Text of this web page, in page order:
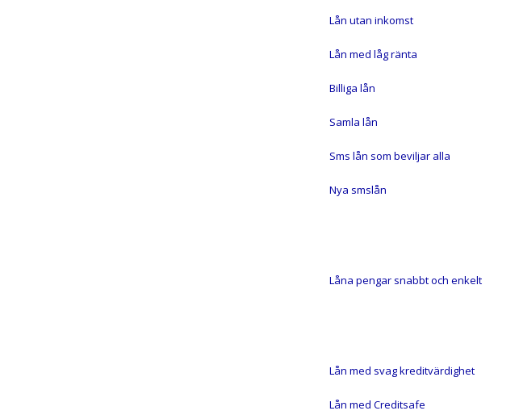
Lån utan inkomst
Lån med låg ränta
Billiga lån
Samla lån
Sms lån som beviljar alla
Nya smslån
Låna pengar snabbt och enkelt
Lån med svag kreditvärdighet
Lån med Creditsafe